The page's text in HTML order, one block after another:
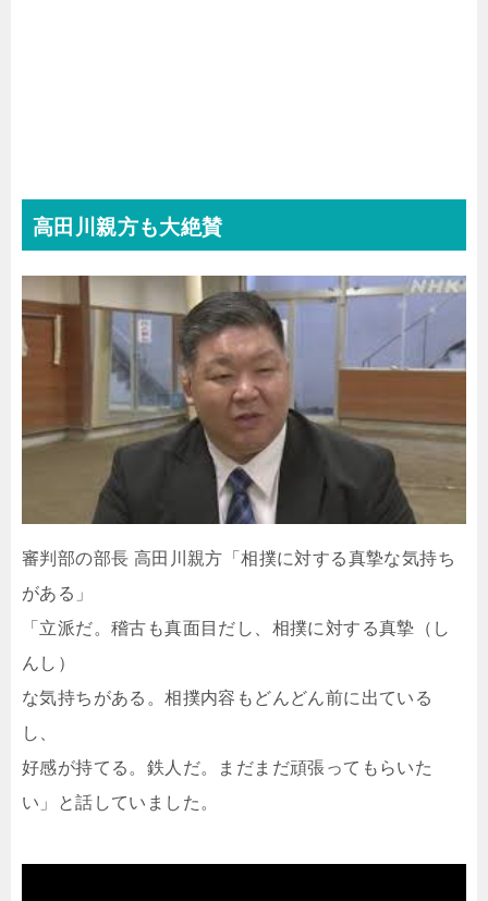
高田川親方も大絶賛
審判部の部長 高田川親方「相撲に対する真摯な気持ち
がある」
「立派だ。稽古も真面目だし、相撲に対する真摯（し
んし）
な気持ちがある。相撲内容もどんどん前に出ている
し、
好感が持てる。鉄人だ。まだまだ頑張ってもらいた
い」と話していました。